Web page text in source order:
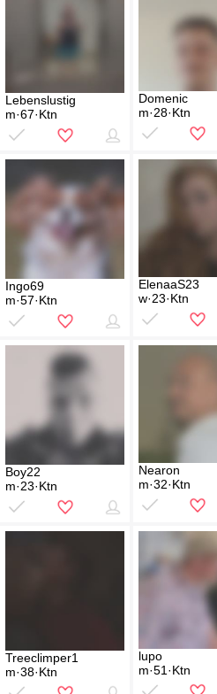
Lebenslustig
m·67·Ktn
Domenic
m·28·Ktn
Ingo69
m·57·Ktn
ElenaaS23
w·23·Ktn
Boy22
m·23·Ktn
Nearon
m·32·Ktn
Treeclimper1
m·38·Ktn
lupo
m·51·Ktn